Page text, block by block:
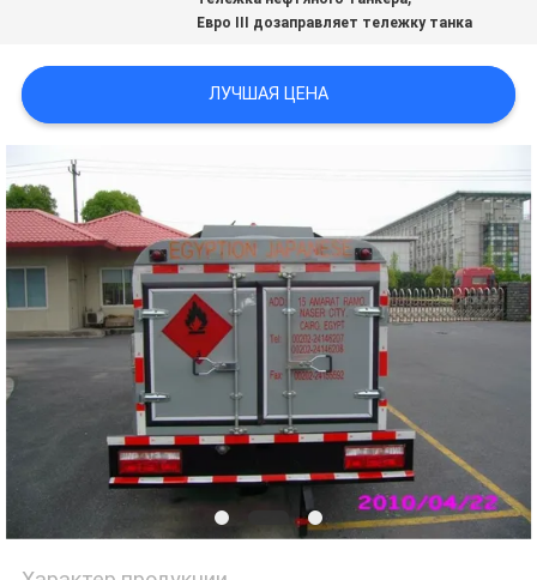
КОНФИДЕНЦИАЛЬНОСТИ
Евро III дозаправляет тележку танка
ЛУЧШАЯ ЦЕНА